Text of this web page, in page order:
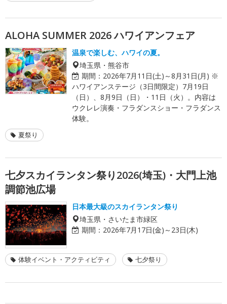
ALOHA SUMMER 2026 ハワイアンフェア
温泉で楽しむ、ハワイの夏。
埼玉県・熊谷市
期間： 2026年7月11日(土)～8月31日(月) ※
ハワイアンステージ（3日間限定）7月19日
（日）、8月9日（日）・11日（火）。内容は
ウクレレ演奏・フラダンスショー・フラダンス
体験。
夏祭り
七夕スカイランタン祭り2026(埼玉)・大門上池
調節池広場
日本最大級のスカイランタン祭り
埼玉県・さいたま市緑区
期間： 2026年7月17日(金)～23日(木)
体験イベント・アクティビティ 七夕祭り